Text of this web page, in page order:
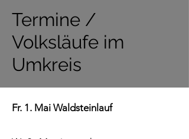
Termine /
Volksläufe im
Umkreis
Fr. 1. Mai Waldsteinlauf